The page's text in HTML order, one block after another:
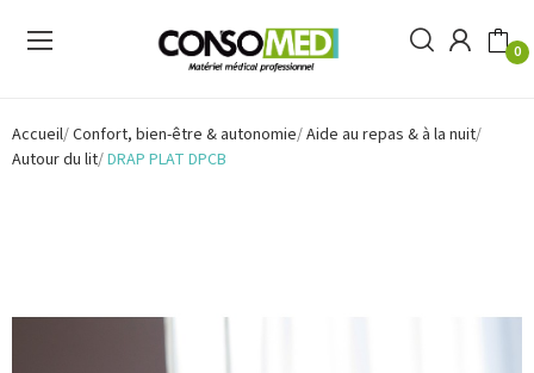
0
Accueil Confort, bien-être & autonomie Aide au repas & à la nuit
Autour du lit DRAP PLAT DPCB